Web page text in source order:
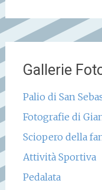
Gallerie
Palio di San
Fotografie di
Sciopero della
Attività Sportiva
Pedalata